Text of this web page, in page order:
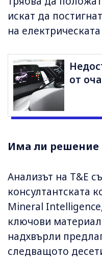
искат да
на
от
Има ли решение
Анализът на T&E
консултантската
Mineral
ключови
надхвърли
следващото